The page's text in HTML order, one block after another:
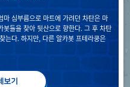
심부름으로 마트에 가려던 차탄은 마
들을 찾아 뒷산으로 향한다. 그 후 차탄
는다. 하지만, 다른 알카봇 프테라쿵은
보기